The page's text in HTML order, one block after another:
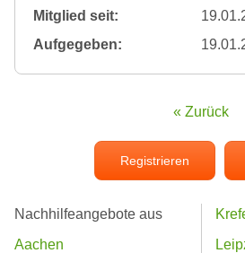
Mitglied seit:
Aufgegeben:
« Zurück
Registrieren
Nachhilfeangebote aus
Aachen